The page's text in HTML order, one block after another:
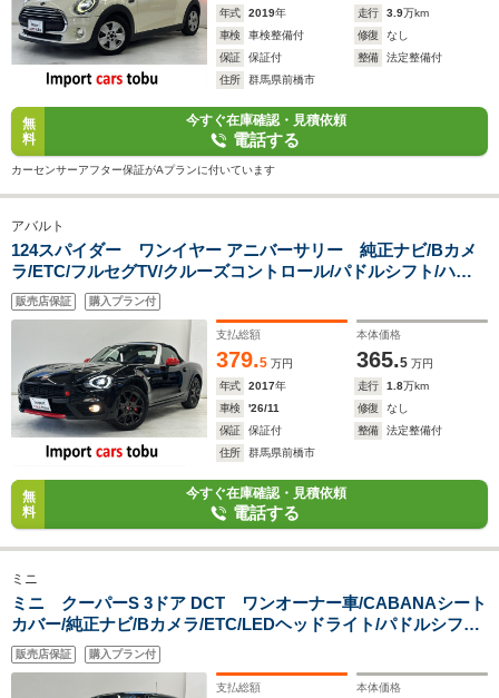
年式
2019年 走行 3.9万km
車検
車検整備付 修復
なし
保証
保証付 整備
法定整備付
住所
群馬県前橋市
無
料
今すぐ在庫確認・見積依頼
電話する
カーセンサーアフター保証がAプランに付いています
アバルト
124スパイダー ワンイヤー アニバーサリー 純正ナビ/Bカメ
ラ/ETC/フルセグTV/クルーズコントロール/パドルシフト/ハー
フレザーシート/シートヒーター/ブレンボ製ブレーキキャリパ
ー/純正アルミホイール/スマートキー/キーレス
販売店保証 購入プラン付
支払総額
379.5 万円
本体価格
365.5 万円
年式
2017年 走行 1.8万km
車検
'26/11 修復
なし
保証
保証付 整備
法定整備付
住所
群馬県前橋市
無
料
今すぐ在庫確認・見積依頼
電話する
ミニ
ミニ クーパーS 3ドア DCT ワンオーナー車/CABANAシート
カバー/純正ナビ/Bカメラ/ETC/LEDヘッドライト/パドルシフト/
アクティブクルーズコントロール/パーキングアシスト/コンフォ
ートアクセス/純正アルミホイール/スマートキー/キーレス
販売店保証 購入プラン付
支払総額 本体価格